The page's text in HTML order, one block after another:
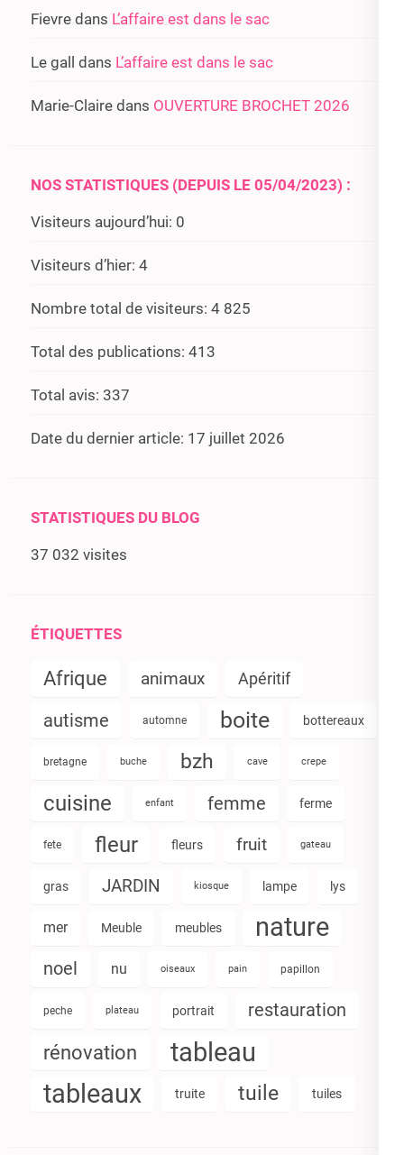
Fievre dans L’affaire est dans le sac
Le gall dans L’affaire est dans le sac
Marie-Claire dans OUVERTURE BROCHET 2026
NOS STATISTIQUES (DEPUIS LE 05/04/2023) :
Visiteurs aujourd’hui: 0
Visiteurs d’hier: 4
Nombre total de visiteurs: 4 825
Total des publications: 413
Total avis: 337
Date du dernier article: 17 juillet 2026
STATISTIQUES DU BLOG
37 032 visites
ÉTIQUETTES
Afrique animaux Apéritif
autisme automne boite bottereaux
bretagne buche bzh cave crepe
cuisine enfant femme ferme
fete fleur fleurs fruit gateau
gras JARDIN kiosque lampe lys
mer Meuble meubles nature
noel nu oiseaux pain papillon
peche plateau portrait restauration
rénovation
tableau
tableaux
truite tuile tuiles